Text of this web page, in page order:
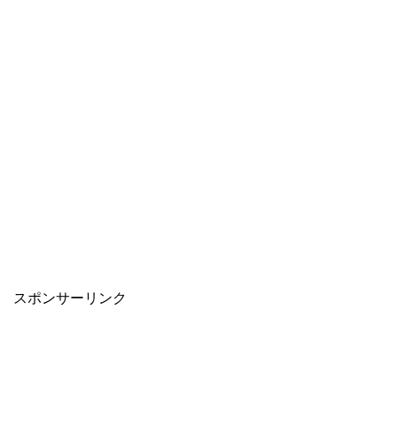
スポンサーリンク